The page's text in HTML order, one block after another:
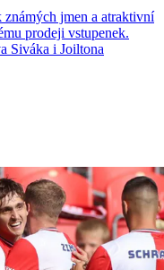
jmen a atraktivní
prodeji vstupenek.
Siváka i Joiltona